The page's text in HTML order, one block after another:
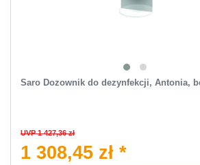
Saro Dozownik do dezynfekcji, Antonia,
UVP 1 427,36 zł
1 308,45 zł *